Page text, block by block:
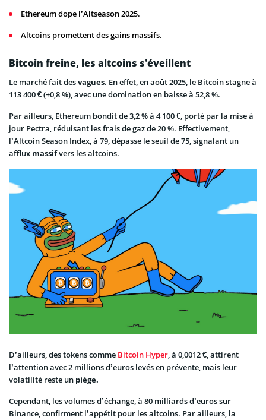
Ethereum dope l’Altseason 2025.
Altcoins promettent des gains massifs.
Bitcoin freine, les altcoins s’éveillent
Le marché fait desvagues. En effet, en août 2025, le Bitcoin stagne à
113 400 € (+0,8 %), avec une domination en baisse à 52,8 %.
Par ailleurs, Ethereum bondit de 3,2 % à 4 100 €, porté par la mise à
jour Pectra, réduisant les frais de gaz de 20 %. Effectivement,
l’Altcoin Season Index, à 79, dépasse le seuil de 75, signalant un
afflux massifvers les altcoins.
D’ailleurs, des tokens comme Bitcoin Hyper, à 0,0012 €, attirent
l’attention avec 2 millions d’euros levés en prévente, mais leur
volatilité reste un piège.
Cependant, les volumes d’échange, à 80 milliards d’euros sur
Binance, confirment l’appétit pour les altcoins. Par ailleurs, la